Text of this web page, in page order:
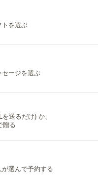
トを選ぶ
セージを選ぶ
送るだけ) か、
贈る
選んで予約する